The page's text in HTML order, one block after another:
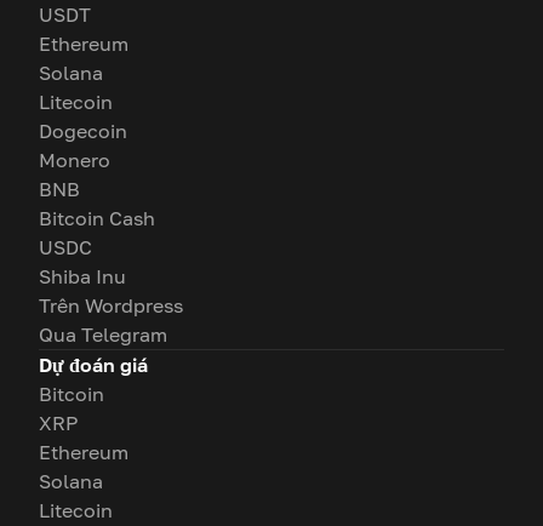
USDT
Ethereum
Solana
Litecoin
Dogecoin
Monero
BNB
Bitcoin Cash
USDC
Shiba Inu
Trên Wordpress
Qua Telegram
Dự đoán giá
Bitcoin
XRP
Ethereum
Solana
Litecoin